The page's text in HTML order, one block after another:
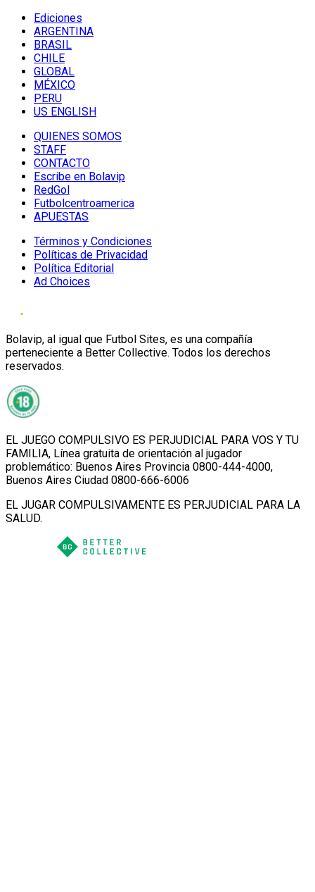
Ediciones
ARGENTINA
BRASIL
CHILE
GLOBAL
MÉXICO
PERU
US ENGLISH
QUIENES SOMOS
STAFF
CONTACTO
Escribe en Bolavip
RedGol
Futbolcentroamerica
APUESTAS
Términos y Condiciones
Políticas de Privacidad
Política Editorial
Ad Choices
Bolavip, al igual que Futbol Sites, es una compañía
perteneciente a Better Collective. Todos los derechos
reservados.
EL JUEGO COMPULSIVO ES PERJUDICIAL PARA VOS Y TU
FAMILIA, Línea gratuita de orientación al jugador
problemático: Buenos Aires Provincia 0800-444-4000,
Buenos Aires Ciudad 0800-666-6006
EL JUGAR COMPULSIVAMENTE ES PERJUDICIAL PARA LA
SALUD.